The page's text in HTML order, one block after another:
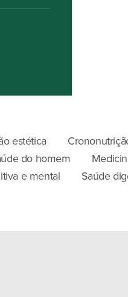
estética
do homem
e mental
Saúde